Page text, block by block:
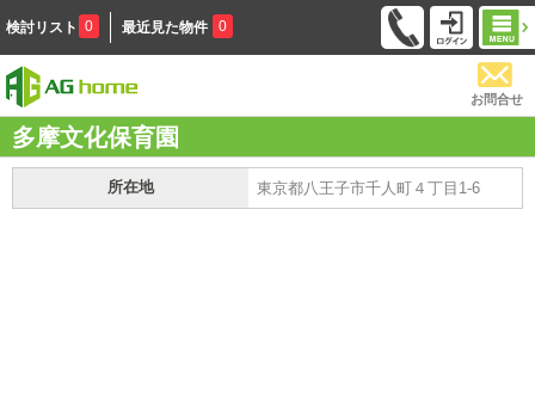
検討リスト 0 最近見た物件 0
お問合せ
多摩文化保育園
所在地 東京都八王子市千人町４丁目1-6